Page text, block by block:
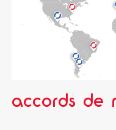
accords de